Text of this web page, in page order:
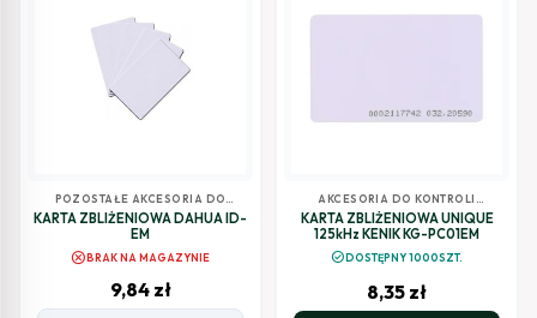
POZOSTAŁE AKCESORIA DO
DOMOFONÓW I
WIDEODOMOFONÓW
KARTA ZBLIŻENIOWA DAHUA ID-
EM
cancelBRAK NA MAGAZYNIE
9,84 zł
AKCESORIA DO KONTROLI
DOSTĘPU,POZOSTAŁE AKCESORIA
DO DOMOFONÓW I
TRANSPONDERY ZBLIŻENIOWE
KARTA ZBLIŻENIOWA UNIQUE
125kHz KENIK KG-PC01EM
check_circleDOSTĘPNY 1000SZT.
8,35 zł